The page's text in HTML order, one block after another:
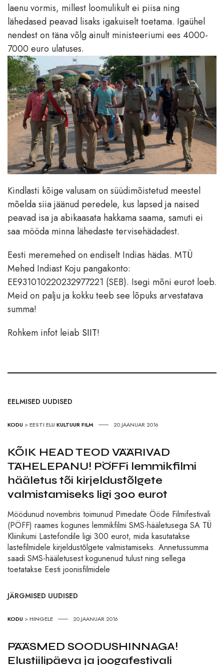
laenu vormis, millest loomulikult ei piisa ning
lähedased peavad lisaks igakuiselt toetama. Igaühel
nendest on täna võlg ainult ministeeriumi ees 4000-
7000 euro ulatuses.
Kindlasti kõige valusam on süüdimõistetud meestel
mõelda siia jäänud peredele, kus lapsed ja naised
peavad isa ja abikaasata hakkama saama, samuti ei
saa mööda minna lähedaste tervisehädadest.
Eesti meremehed on endiselt Indias hädas. MTÜ
Mehed Indiast Koju pangakonto:
EE931010220232977221 (SEB). Isegi mõni eurot loeb.
Meid on palju ja kokku teeb see lõpuks arvestatava
summa!
Rohkem infot leiab SIIT!
EELMISED UUDISED
KODU >EESTI ELU KULTUURFILM 20.JAANUAR 2016
KÕIK HEAD TEOD VÄÄRIVAD
TÄHELEPANU! PÖFFi lemmikfilmi
hääletus tõi kirjeldustõlgete
valmistamiseks ligi 300 eurot
Möödunud novembris toimunud Pimedate Ööde Filmifestivali
(PÖFF) raames kogunes lemmikfilmi SMS-hääletusega SA TÜ
Kliinikumi Lastefondile ligi 300 eurot, mida kasutatakse
lastefilmidele kirjeldustõlgete valmistamiseks. Annetussumma
saadi SMS-hääletusest kogunenud tulust ning sellega
toetatakse Eesti joonisfilmidele
JÄRGMISED UUDISED
KODU >HINGELE 20.JAANUAR 2016
PÄÄSMED SOODUSHINNAGA!
Elustiilipäeva ja joogafestivali